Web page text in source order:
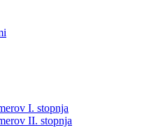
I. stopnja
II. stopnja